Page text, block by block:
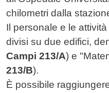
chilometri dalla
Il personale e le
divisi su due edifici,
Campi 213/A) e
213/B).
È possibile